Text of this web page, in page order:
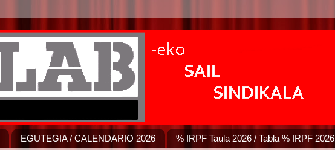
EGUTEGIA / CALENDARIO 2026 % IRPF Taula 2026 / Tabla % IRPF 2026